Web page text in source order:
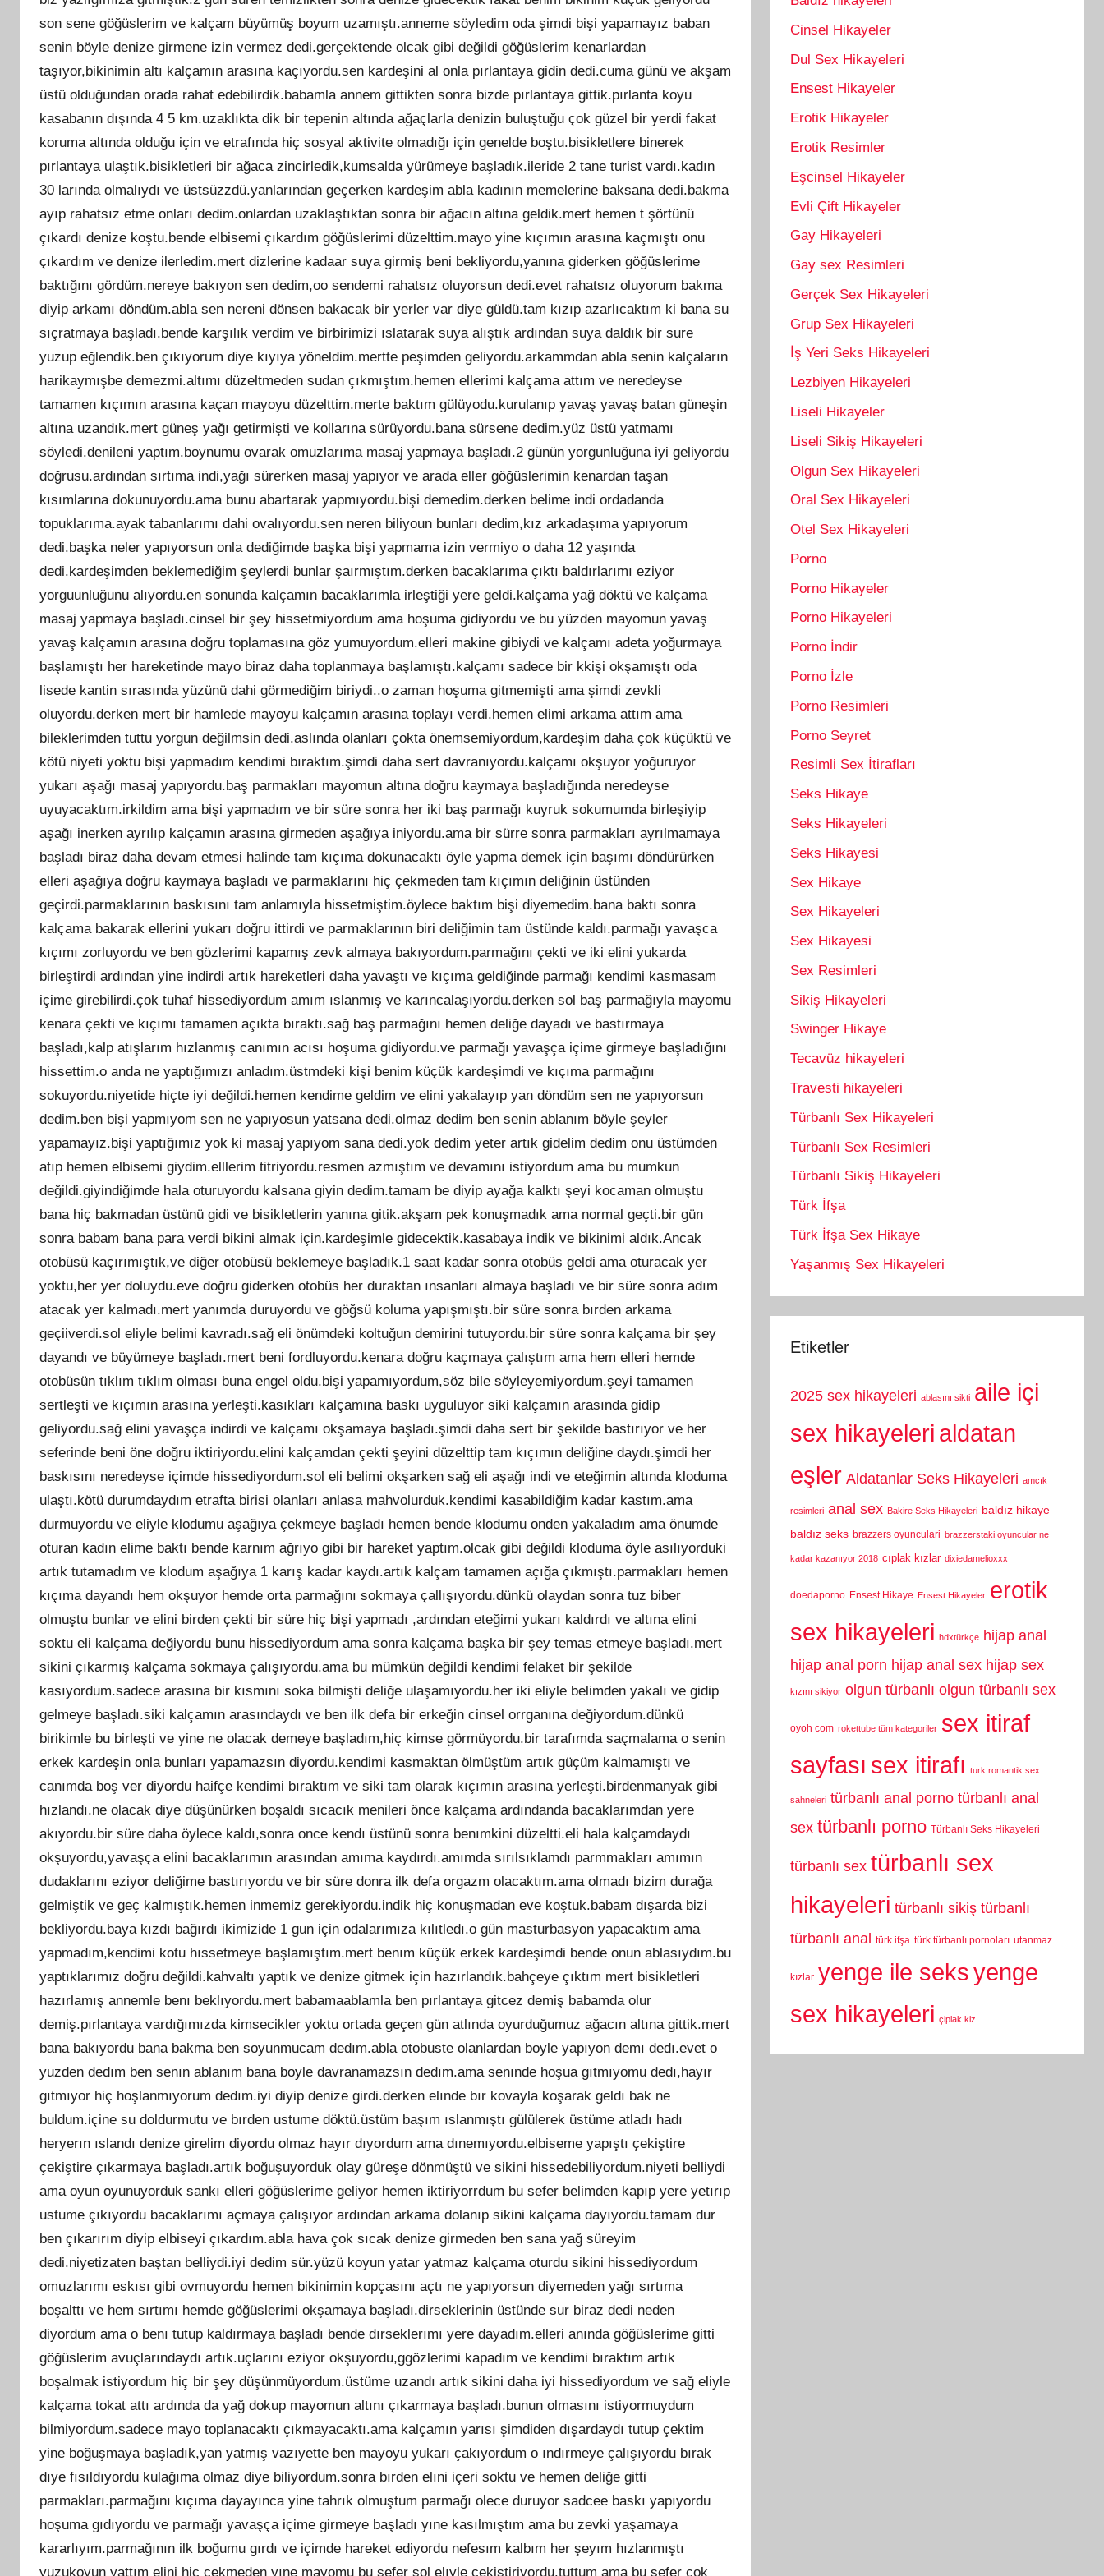
Cinsel Hikayeler
Dul Sex Hikayeleri
Ensest Hikayeler
Erotik Hikayeler
Erotik Resimler
Eşcinsel Hikayeler
Evli Çift Hikayeler
Gay Hikayeleri
Gay sex Resimleri
Gerçek Sex Hikayeleri
Grup Sex Hikayeleri
İş Yeri Seks Hikayeleri
Lezbiyen Hikayeleri
Liseli Hikayeler
Liseli Sikiş Hikayeleri
Olgun Sex Hikayeleri
Oral Sex Hikayeleri
Otel Sex Hikayeleri
Porno
Porno Hikayeler
Porno Hikayeleri
Porno İndir
Porno İzle
Porno Resimleri
Porno Seyret
Resimli Sex İtirafları
Seks Hikaye
Seks Hikayeleri
Seks Hikayesi
Sex Hikaye
Sex Hikayeleri
Sex Hikayesi
Sex Resimleri
Sikiş Hikayeleri
Swinger Hikaye
Tecavüz hikayeleri
Travesti hikayeleri
Türbanlı Sex Hikayeleri
Türbanlı Sex Resimleri
Türbanlı Sikiş Hikayeleri
Türk İfşa
Türk İfşa Sex Hikaye
Yaşanmış Sex Hikayeleri
Etiketler
2025 sex hikayeleri ablasını sikti aile içi
sex hikayeleri aldatan
eşler Aldatanlar Seks Hikayeleri amcık
resimleri anal sex Bakire Seks Hikayeleri baldız hikaye
baldız seks brazzers oyunculari brazzerstaki oyuncular ne
kadar kazanıyor 2018 cıplak kızlar dixiedamelioxxx
doedaporno Ensest Hikaye Ensest Hikayeler erotik
sex hikayeleri hdxtürkçe hijap anal
hijap anal porn hijap anal sex hijap sex
kızını sikiyor olgun türbanlı olgun türbanlı sex
oyoh com rokettube tüm kategoriler sex itiraf
sayfası sex itirafı turk romantik sex
sahneleri türbanlı anal porno türbanlı anal
sex türbanlı porno Türbanlı Seks Hikayeleri
türbanlı sex türbanlı sex
hikayeleri türbanlı sikiş türbanlı
türbanlı anal türk ifşa türk türbanlı pornoları utanmaz
kızlar yenge ile seksyenge
sex hikayeleri çiplak kiz